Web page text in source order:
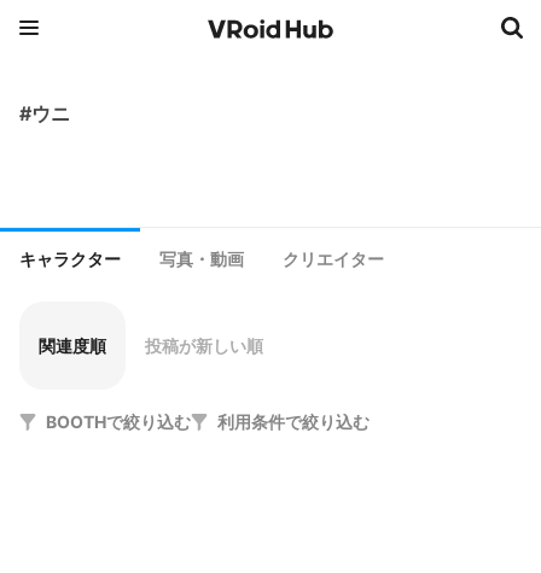
#ウニ
キャラクター 写真・動画 クリエイター
関連度順 投稿が新しい順
BOOTHで絞り込む 利用条件で絞り込む